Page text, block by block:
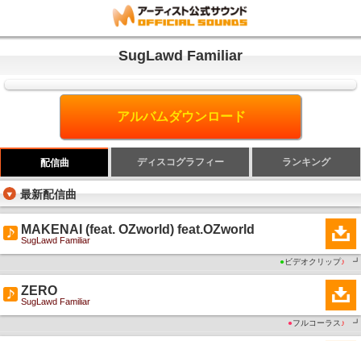
SugLawd Familiar
アルバムダウンロード
配信曲 ディスコグラフィー ランキング
最新配信曲
MAKENAI (feat. OZworld) feat.OZworld
SugLawd Familiar
● ビデオクリップ♪ ┛
ZERO
SugLawd Familiar
●フルコーラス ♪ ┛